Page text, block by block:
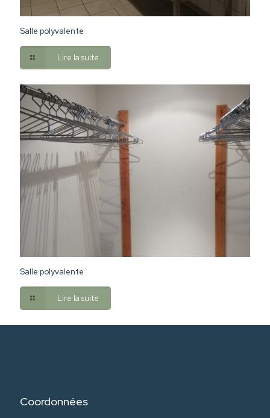
Salle polyvalente
Lire la suite
Salle polyvalente
Lire la suite
Coordonnées